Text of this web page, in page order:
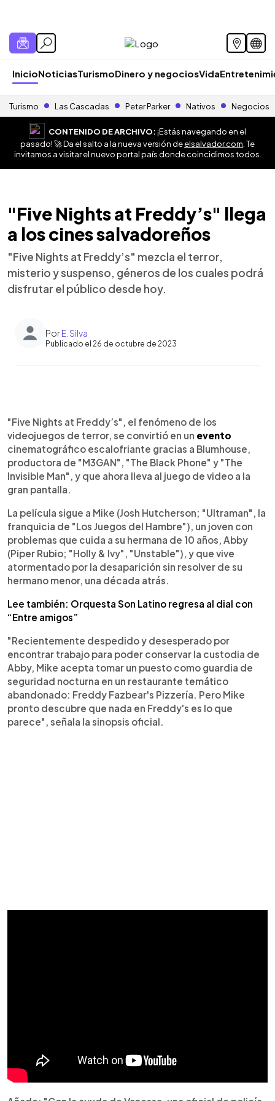
InicioNoticiasTurismoDinero y negociosVida
Turismo Las Cascadas Peter Parker Nativos Negocios
CONTENIDO DE ARCHIVO:¡Estás navegando en el
pasado! 🚀 Da el salto a la nueva versión deelsalvador.com . Te
invitamos a visitar el nuevo portal país donde coincidimos todos.
"Five Nights at Freddy’s" llega
a los cines salvadoreños
"Five Nights at Freddy’s" mezcla el terror,
misterio y suspenso, géneros de los cuales podrá
disfrutar el público desde hoy.
PorE. Silva
Publicado el 26 de octubre de 2023
► Escuchar artículo
"Five Nights at Freddy’s", el fenómeno de los
videojuegos de terror, se convirtió en un evento
cinematográfico escalofriante gracias a Blumhouse,
productora de "M3GAN", "The Black Phone" y "The
Invisible Man", y que ahora lleva al juego de video a la
gran pantalla.
La película sigue a Mike (Josh Hutcherson; "Ultraman", la
franquicia de "Los Juegos del Hambre"), un joven con
problemas que cuida a su hermana de 10 años, Abby
(Piper Rubio; "Holly & Ivy", "Unstable"), y que vive
atormentado por la desaparición sin resolver de su
hermano menor, una década atrás.
Lee también: Orquesta Son Latino regresa al dial con
“Entre amigos”
"Recientemente despedido y desesperado por
encontrar trabajo para poder conservar la custodia de
Abby, Mike acepta tomar un puesto como guardia de
seguridad nocturna en un restaurante temático
abandonado: Freddy Fazbear's Pizzería. Pero Mike
pronto descubre que nada en Freddy's es lo que
parece", señala la sinopsis oficial.